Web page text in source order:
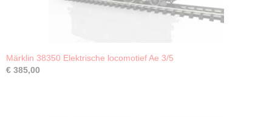
Märklin 38350 Elektrische locomotief Ae 3/5
€ 385,00